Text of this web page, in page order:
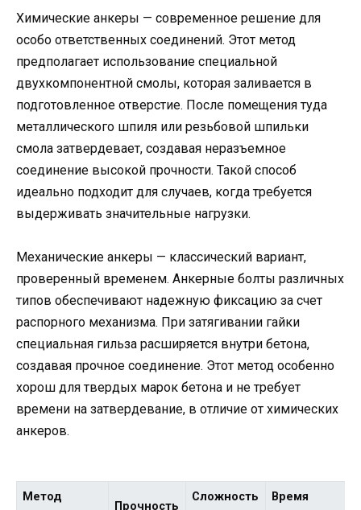
Химические анкеры — современное решение для
особо ответственных соединений. Этот метод
предполагает использование специальной
двухкомпонентной смолы, которая заливается в
подготовленное отверстие. После помещения туда
металлического шпиля или резьбовой шпильки
смола затвердевает, создавая неразъемное
соединение высокой прочности. Такой способ
идеально подходит для случаев, когда требуется
выдерживать значительные нагрузки.
Механические анкеры — классический вариант,
проверенный временем. Анкерные болты различных
типов обеспечивают надежную фиксацию за счет
распорного механизма. При затягивании гайки
специальная гильза расширяется внутри бетона,
создавая прочное соединение. Этот метод особенно
хорош для твердых марок бетона и не требует
времени на затвердевание, в отличие от химических
анкеров.
Метод
Прочность
Сложность
Время